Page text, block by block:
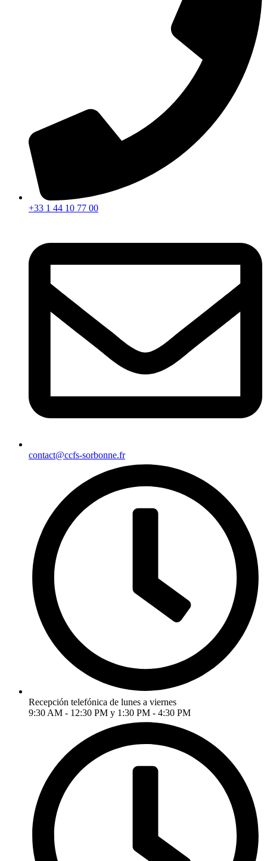
+33 1 44 10 77 00
contact@ccfs-sorbonne.fr
Recepción telefónica de lunes a viernes
9:30 AM - 12:30 PM y 1:30 PM - 4:30 PM